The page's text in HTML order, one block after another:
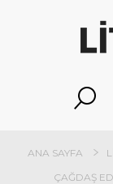
ANA SAYFA
ÇAĞDAŞ